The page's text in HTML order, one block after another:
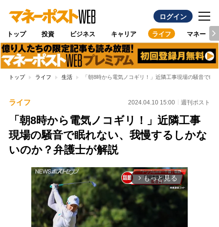
ログイン
トップ 投資 ビジネス キャリア ライフ マネー
トップ ライフ 生活 「朝8時から電気ノコギリ！」近隣工事現場の騒音で
ライフ 2024.04.10 15:00 週刊ポスト
「朝8時から電気ノコギリ！」近隣工事
現場の騒音で眠れない、我慢するしかな
いのか？弁護士が解説
arrow_forward_ios もっと見る